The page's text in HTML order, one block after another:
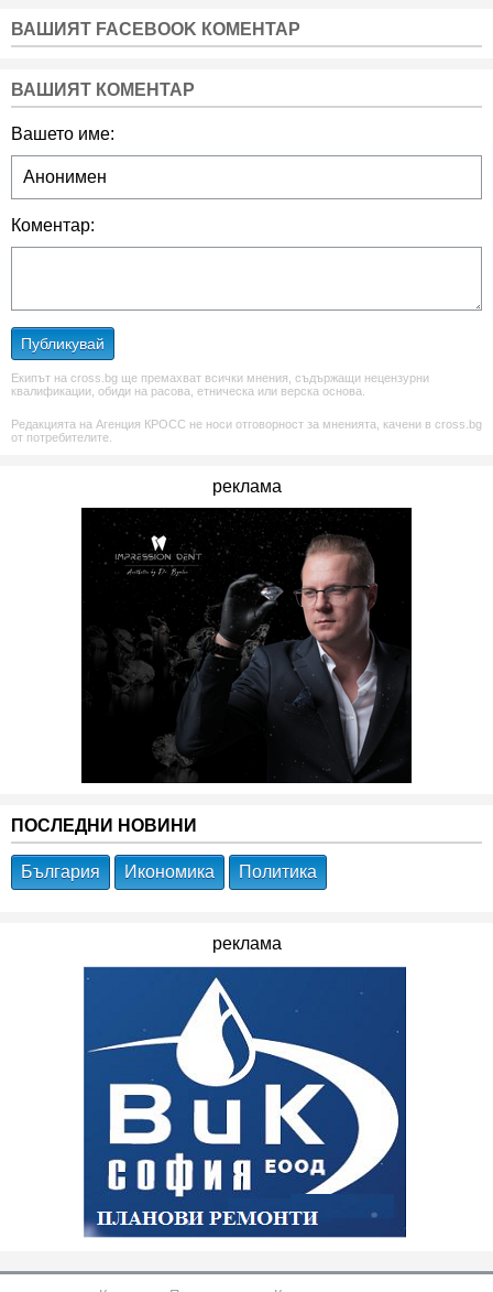
ВАШИЯТ FACEBOOK КОМЕНТАР
ВАШИЯТ КОМЕНТАР
Вашето име:
Коментар:
Публикувай
Екипът на cross.bg ще премахват всички мнения, съдържащи нецензурни
квалификации, обиди на расова, етническа или верска основа.
Редакцията на Агенция КРОСС не носи отговорност за мненията, качени в cross.bg
от потребителите.
реклама
ПОСЛЕДНИ НОВИНИ
България Икономика Политика
реклама